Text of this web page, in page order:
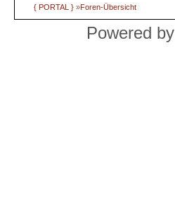
{ PORTAL } »Foren-Übersicht
Powered by